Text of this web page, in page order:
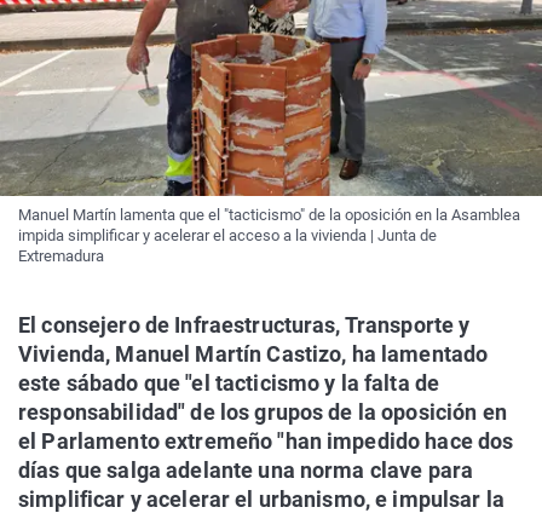
Manuel Martín lamenta que el "tacticismo" de la oposición en la Asamblea
impida simplificar y acelerar el acceso a la vivienda | Junta de
Extremadura
El consejero de Infraestructuras, Transporte y
Vivienda, Manuel Martín Castizo, ha lamentado
este sábado que "el tacticismo y la falta de
responsabilidad" de los grupos de la oposición en
el Parlamento extremeño "han impedido hace dos
días que salga adelante una norma clave para
simplificar y acelerar el urbanismo, e impulsar la